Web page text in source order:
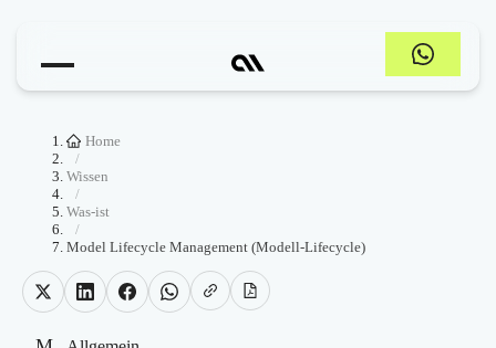
Home
/
Wissen
/
Was-ist
/
Model Lifecycle Management (Modell-Lifecycle)